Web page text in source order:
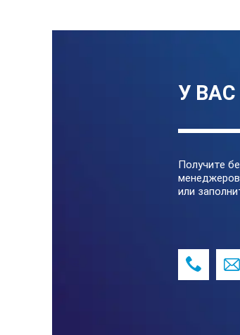
Вычисление по
Питание
Время работы
Габаритные
дальномер,
У
Получите
или